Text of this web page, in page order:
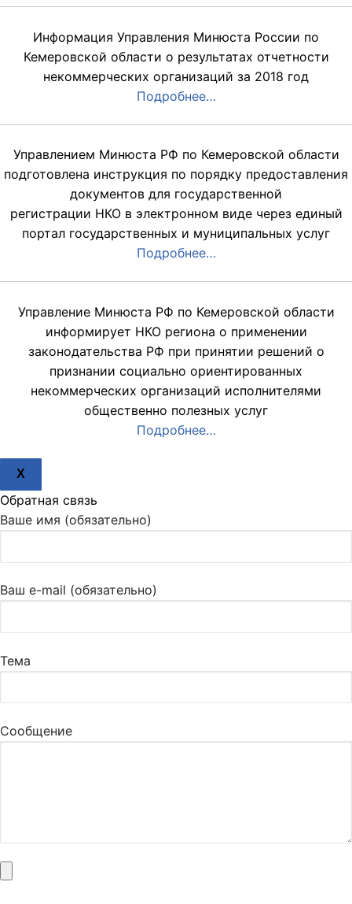
Информация Управления Минюста России по
Кемеровской области о результатах отчетности
некоммерческих организаций за 2018 год
Подробнее…
Управлением Минюста РФ по Кемеровской области
подготовлена инструкция по порядку предоставления
документов для государственной
регистрации НКО в электронном виде через единый
портал государственных и муниципальных услуг
Подробнее…
Управление Минюста РФ по Кемеровской области
информирует НКО региона о применении
законодательства РФ при принятии решений о
признании социально ориентированных
некоммерческих организаций исполнителями
общественно полезных услуг
Подробнее…
X
Обратная связь
Ваше имя (обязательно)
Ваш e-mail (обязательно)
Тема
Сообщение